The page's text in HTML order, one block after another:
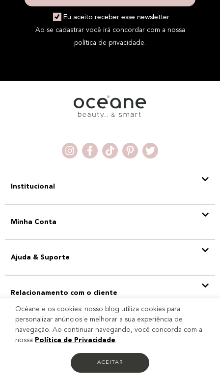
Eu aceito receber esse newsletter
Ao se cadastrar você irá concordar com a nossa
política de privacidade.
Institucional
Minha Conta
Ajuda & Suporte
Relacionamento com o cliente
Selo
Océane e os cookies: nosso blog utiliza cookies para
personalizar anúncios e melhorar a sua experiência de
navegação. Ao continuar navegando, você concorda com a
nossa Política de Privacidade.
ACEITAR